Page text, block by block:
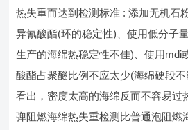
热失重而达到检测标准 : 添加无机石
异氰酸酯(环的稳定性)、使用低分子
生产的海绵热稳定性不佳)、使用mdi
酸酯占聚醚比例不应太少(海绵硬段
看出，密度太高的海绵反而不容易过
弹阻燃海绵热失重检测比普通泡阻燃